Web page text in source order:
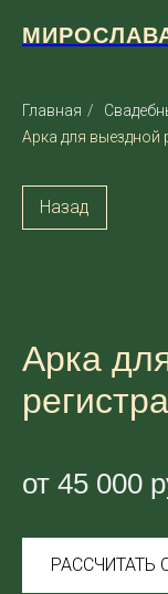
Главная /
Арка для выездной
Назад
Арка
от 45 000
РАССЧИТАТЬ